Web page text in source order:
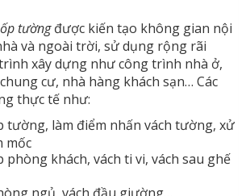
tườngđược kiến tạo không gian nội
và ngoài trời, sử dụng rộng rãi
xây dựng như công trình nhà ở,
cư, nhà hàng khách sạn… Các
thực tế như:
tường, làm điểm nhấn vách tường, xử
mốc
khách, vách ti vi, vách sau ghế